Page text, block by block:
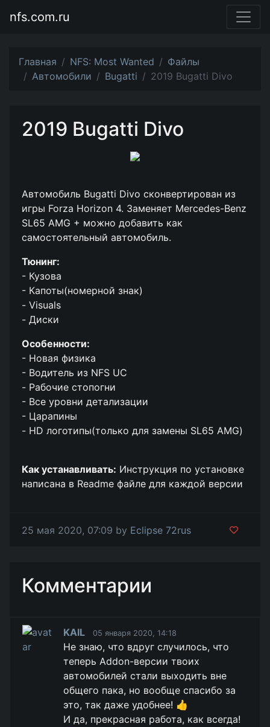
nfs.com.ru
Главная NFS: Most Wanted
Файлы
Автомобили
Bugatti 2019 Bugatti Divo
2019 Bugatti Divo
Автомобиль Bugatti Divo сконвертирован из
игры Forza Horizon 4. Заменяет Mercedes-Benz
SL65 AMG + можно добавить как
самостоятельный автомобиль.
Тюнинг:
- Кузова
- Капоты(номерной знак)
- Visuals
- Диски
Особенности:
- Новая физика
- Водитель из NFS UC
- Рабочие стопогни
- Все уровни детализации
- Царапины
- HD логотипы(только для замены SL65 AMG)
Как устанавливать: Инструкция по установке
написана в Readme файле для каждой версии
25 мая 2020, 07:09 by Eclipse 72rus
Комментарии
KAIL 05 января 2020, 14:18
Не знаю, что вдруг случилось, что
теперь Addon-версии твоих
автомобилей стали выходить вне
общего пака, но вообще спасибо за
это, так даже удобнее! 👍
И да, прекрасная работа, как всегда!